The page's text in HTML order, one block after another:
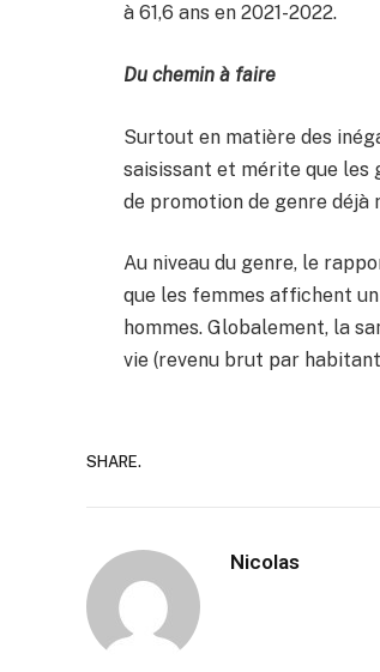
à 61,6 ans en 2021-2022.
Du chemin à faire
Surtout en matière des
saisissant et mérite que les
de promotion de genre
Au niveau du genre, le
que les femmes affichent
hommes. Globalement, la
vie (revenu brut par
SHARE.
Nicolas